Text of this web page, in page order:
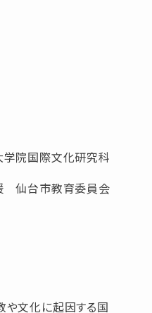
院国際文化研究科
仙台市教育委員会
や文化に起因する国